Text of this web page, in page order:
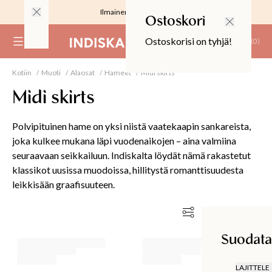
Ilmainen toimitus 59 €
(0)
Ostoskori
Ostoskorisi on tyhjä!
Kotiin Muoti Alaosat Hameet Midi skirts
Midi skirts
Polvipituinen hame on yksi niistä vaatekaapin sankareista,
joka kulkee mukana läpi vuodenaikojen – aina valmiina
seuraavaan seikkailuun. Indiskalta löydät nämä rakastetut
klassikot uusissa muodoissa, hillitystä romanttisuudesta
leikkisään graafisuuteen.
LAJITTELE